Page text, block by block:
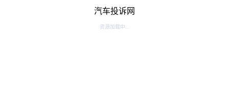
汽车投诉网
资源加载中...